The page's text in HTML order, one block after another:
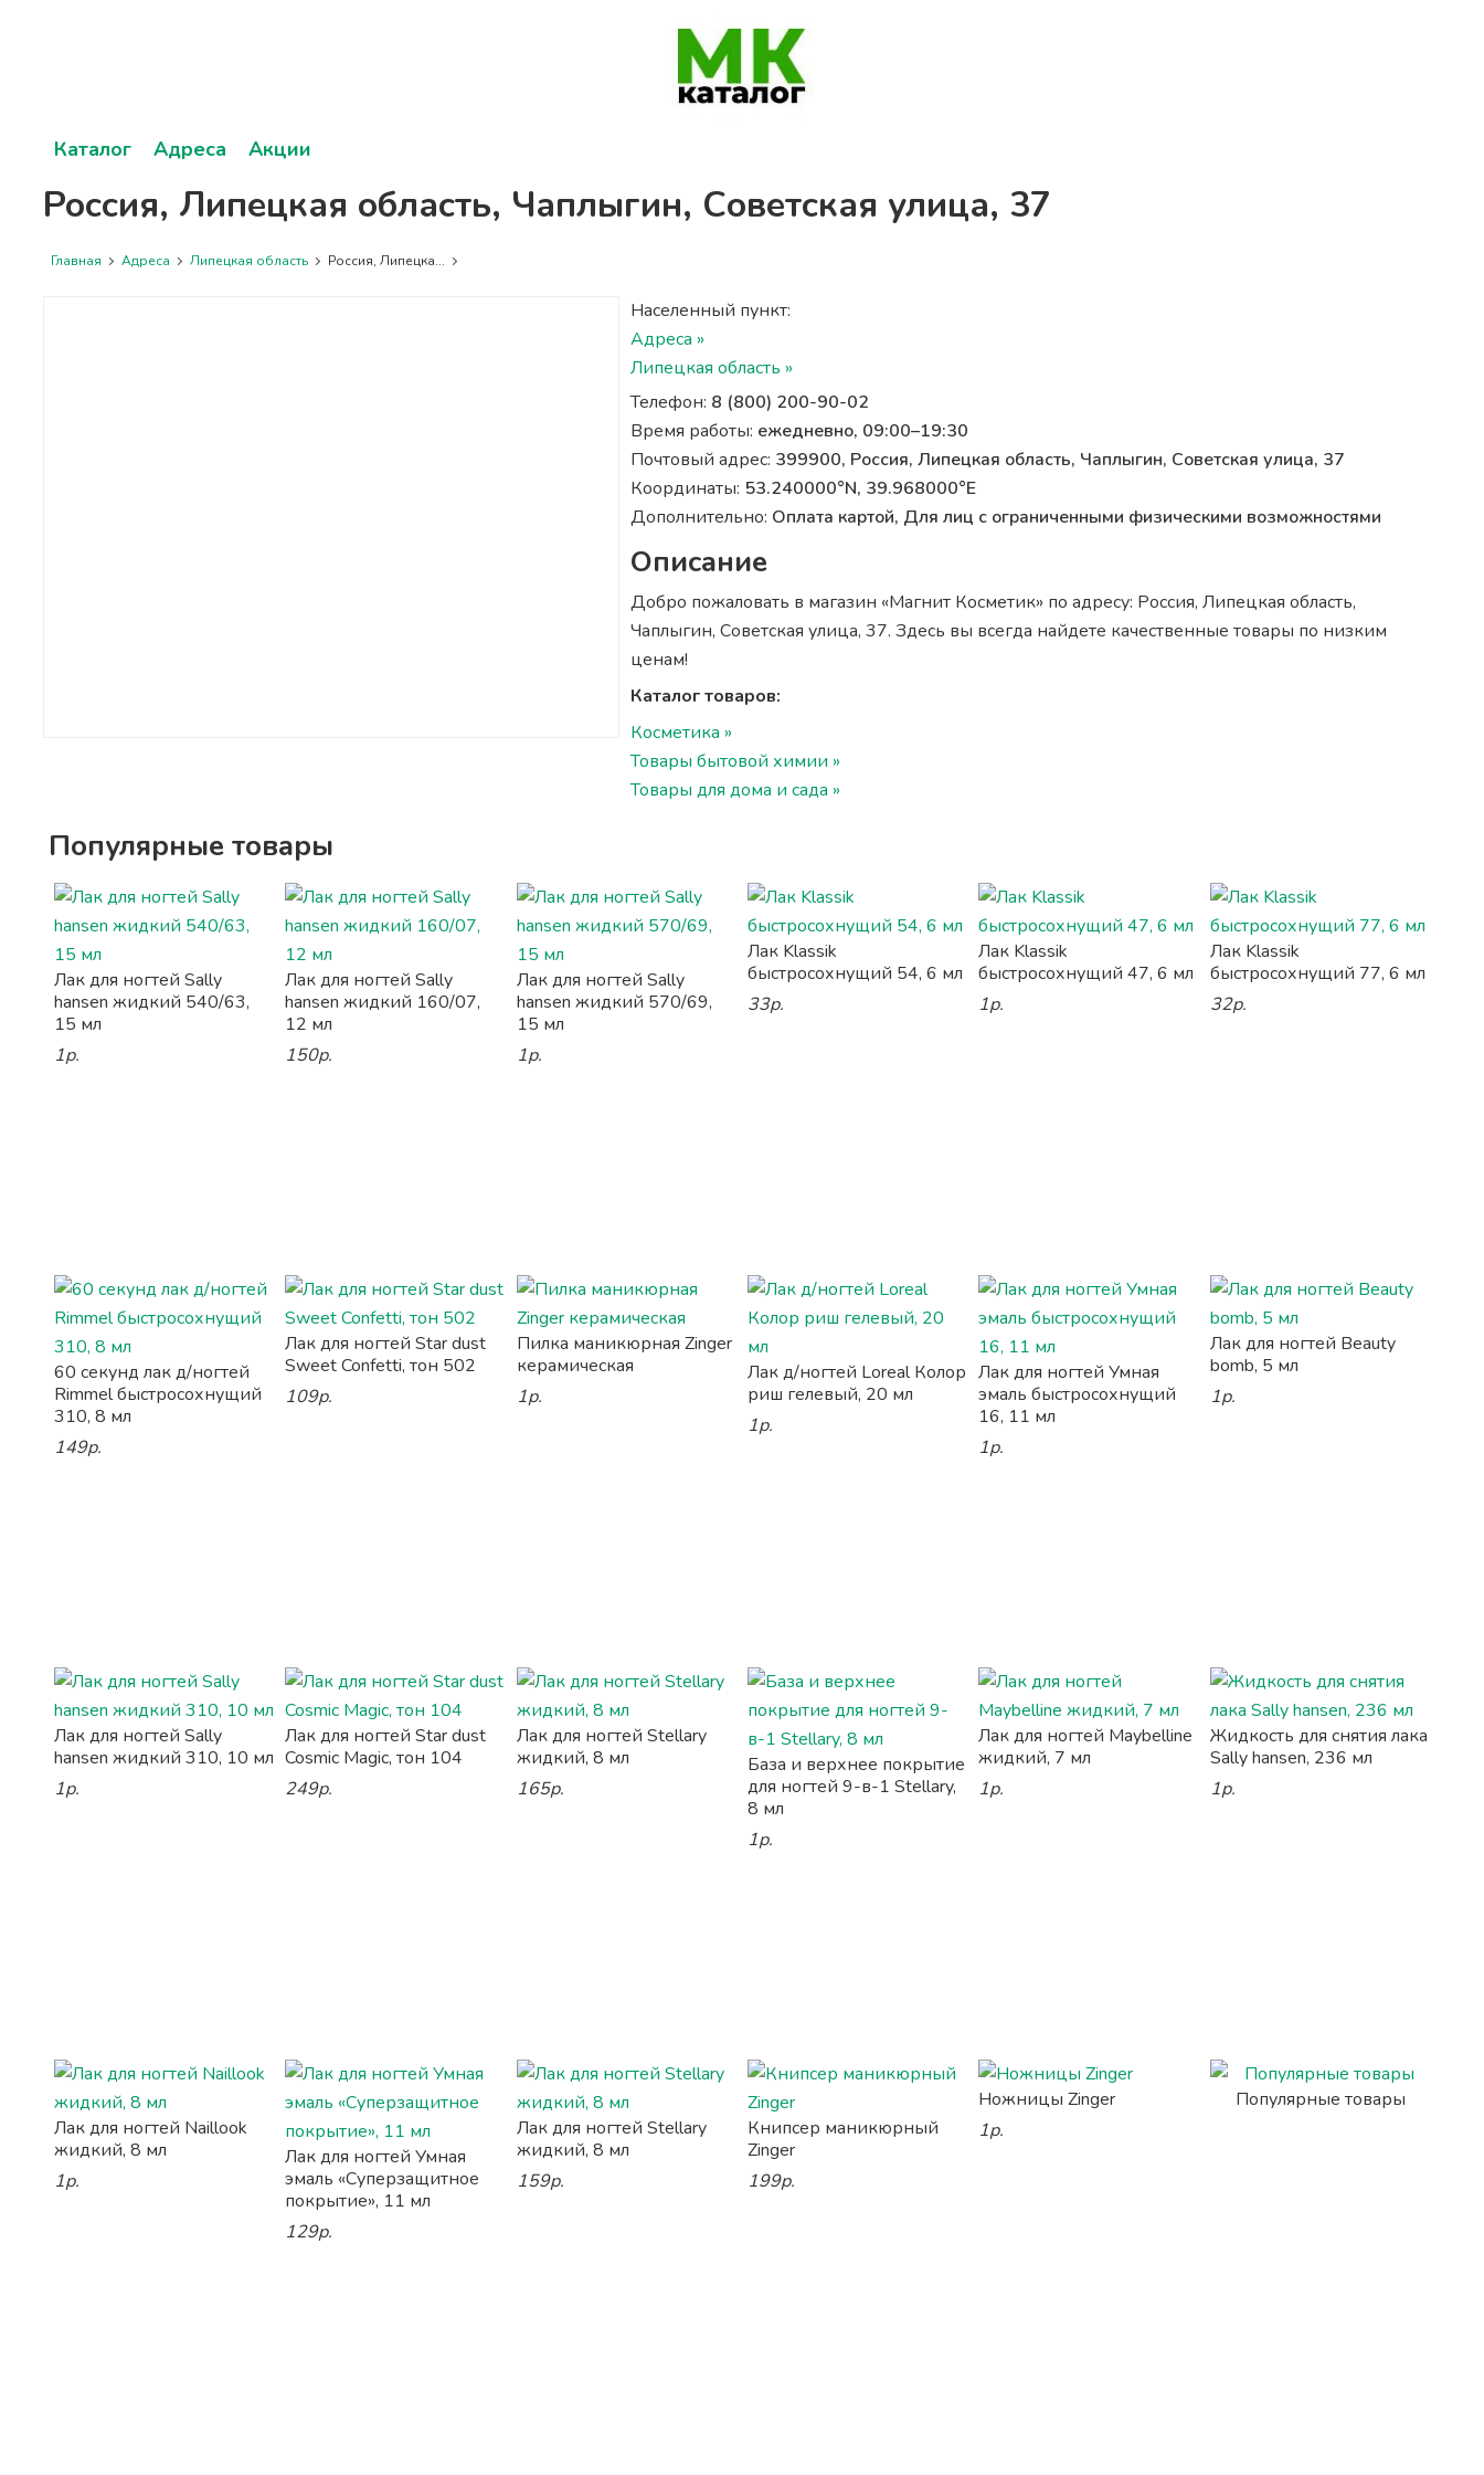
Каталог Адреса Акции
Россия, Липецкая область, Чаплыгин, Советская улица, 37
Главная Адреса Липецкая область Россия, Липецка...
Населенный пункт:
Адреса »
Липецкая область »
Телефон: 8 (800) 200-90-02
Время работы: ежедневно, 09:00–19:30
Почтовый адрес: 399900, Россия, Липецкая область, Чаплыгин, Советская улица, 37
Координаты: 53.240000°N, 39.968000°E
Дополнительно: Оплата картой, Для лиц с ограниченными физическими возможностями
Описание
Добро пожаловать в магазин «Магнит Косметик» по адресу: Россия, Липецкая область,
Чаплыгин, Советская улица, 37. Здесь вы всегда найдете качественные товары по низким
ценам!
Каталог товаров:
Косметика »
Товары бытовой химии »
Товары для дома и сада »
Популярные товары
Лак для ногтей Sally
hansen жидкий 540/63,
15 мл
1р.
Лак для ногтей Sally
hansen жидкий 160/07,
12 мл
150р.
Лак для ногтей Sally
hansen жидкий 570/69,
15 мл
1р.
Лак Klassik
быстросохнущий 54, 6 мл
33р.
Лак Klassik
быстросохнущий 47, 6 мл
1р.
Лак Klassik
быстросохнущий 77, 6 мл
32р.
60 секунд лак д/ногтей
Rimmel быстросохнущий
310, 8 мл
149р.
Лак для ногтей Star dust
Sweet Confetti, тон 502
109р.
Пилка маникюрная Zinger
керамическая
1р.
Лак д/ногтей Loreal Колор
риш гелевый, 20 мл
1р.
Лак для ногтей Умная
эмаль быстросохнущий
16, 11 мл
1р.
Лак для ногтей Beauty
bomb, 5 мл
1р.
Лак для ногтей Sally
hansen жидкий 310, 10 мл
1р.
Лак для ногтей Star dust
Cosmic Magic, тон 104
249р.
Лак для ногтей Stellary
жидкий, 8 мл
165р.
База и верхнее покрытие
для ногтей 9-в-1 Stellary,
8 мл
1р.
Лак для ногтей Maybelline
жидкий, 7 мл
1р.
Жидкость для снятия лака
Sally hansen, 236 мл
1р.
Лак для ногтей Naillook
жидкий, 8 мл
1р.
Лак для ногтей Умная
эмаль «Суперзащитное
покрытие», 11 мл
129р.
Лак для ногтей Stellary
жидкий, 8 мл
159р.
Книпсер маникюрный
Zinger
199р.
Ножницы Zinger
1р.
Популярные товары